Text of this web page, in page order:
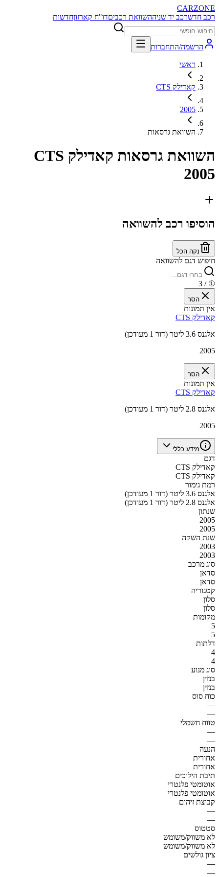
CARZONE
רכב חדשרכב יד שניההשוואת רכביםדו"ח קארזוןחדשות
הרשמה/התחברות
ראשי
קאדילק CTS
2005
השוואת גרסאות
השוואת גרסאות
קאדילק CTS
2005
הוסיפו רכב להשוואה
נקה הכל
חיפוש דגם להשוואה
①
/ 3
הסר
אין תמונות
קאדילק CTS
אלגנס 3.6 ליטר (דור 1 מעודכן)
2005
הסר
אין תמונות
קאדילק CTS
אלגנס 2.8 ליטר (דור 1 מעודכן)
2005
מידע כללי
דגם
קאדילק CTS
קאדילק CTS
רמת גימור
אלגנס 3.6 ליטר (דור 1 מעודכן)
אלגנס 2.8 ליטר (דור 1 מעודכן)
שנתון
2005
2005
שנת השקה
2003
2003
סוג מרכב
סדאן
סדאן
קטגוריה
סלון
סלון
מקומות
5
5
דלתות
4
4
סוג מנוע
בנזין
בנזין
כוח סוס
—
—
טווח חשמלי
—
—
הנעה
אחורית
אחורית
תיבת הילוכים
אוטומטי פלנטרי
אוטומטי פלנטרי
קבוצת זיהום
—
—
סטטוס
לא משווק/משומש
לא משווק/משומש
ציון גולשים
—
—